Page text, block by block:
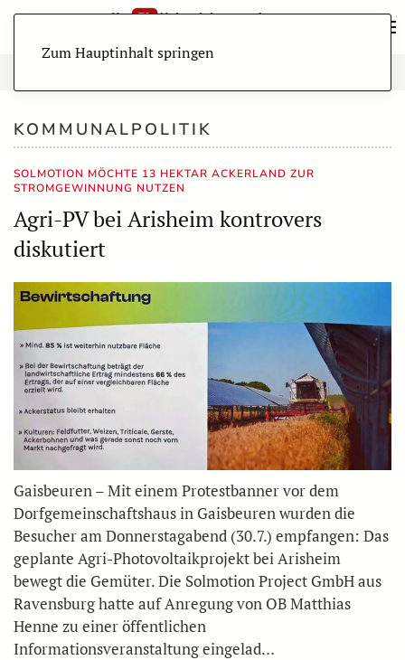
Zum Hauptinhalt springen
KOMMUNALPOLITIK
SOLMOTION MÖCHTE 13 HEKTAR ACKERLAND ZUR
STROMGEWINNUNG NUTZEN
Agri-PV bei Arisheim kontrovers
diskutiert
Gaisbeuren – Mit einem Protestbanner vor dem
Dorfgemeinschaftshaus in Gaisbeuren wurden die
Besucher am Donnerstagabend (30.7.) empfangen: Das
geplante Agri-Photovoltaikprojekt bei Arisheim
bewegt die Gemüter. Die Solmotion Project GmbH aus
Ravensburg hatte auf Anregung von OB Matthias
Henne zu einer öffentlichen
Informationsveranstaltung eingelad…